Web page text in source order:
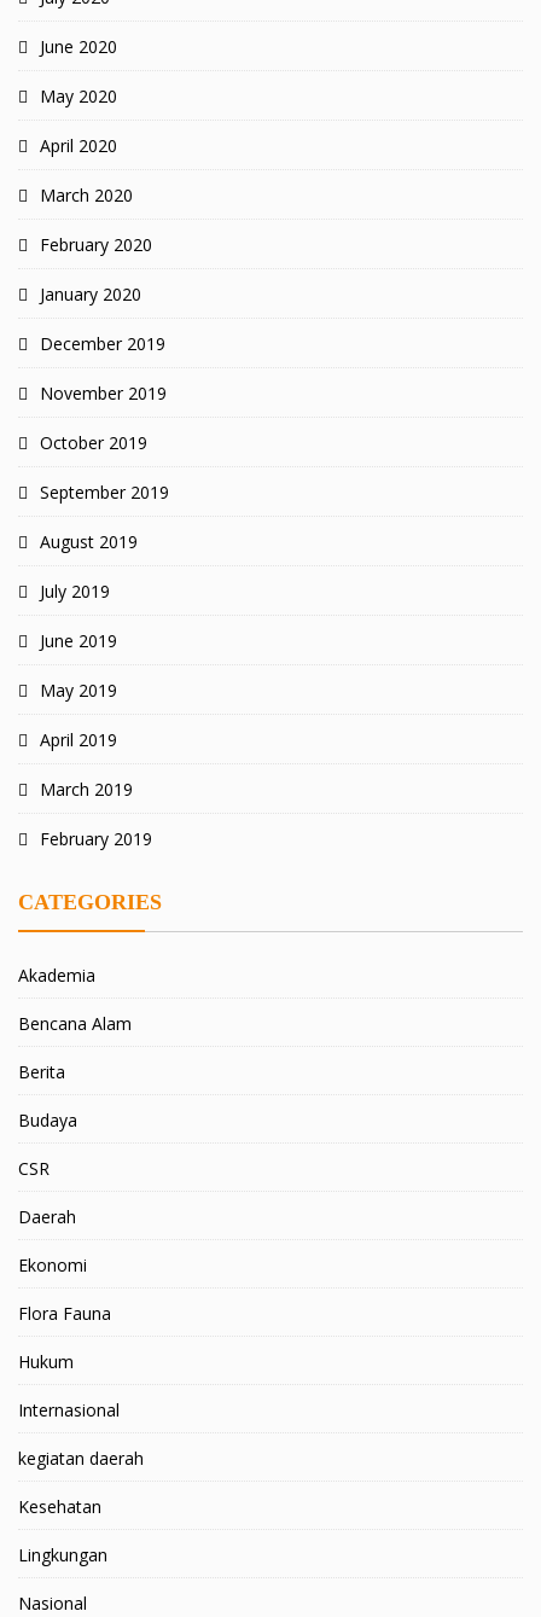
June 2020
May 2020
April 2020
March 2020
February 2020
January 2020
December 2019
November 2019
October 2019
September 2019
August 2019
July 2019
June 2019
May 2019
April 2019
March 2019
February 2019
CATEGORIES
Akademia
Bencana Alam
Berita
Budaya
CSR
Daerah
Ekonomi
Flora Fauna
Hukum
Internasional
kegiatan daerah
Kesehatan
Lingkungan
Nasional